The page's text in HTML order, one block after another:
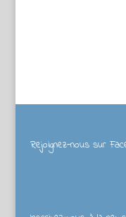
Rejoignez-nous sur